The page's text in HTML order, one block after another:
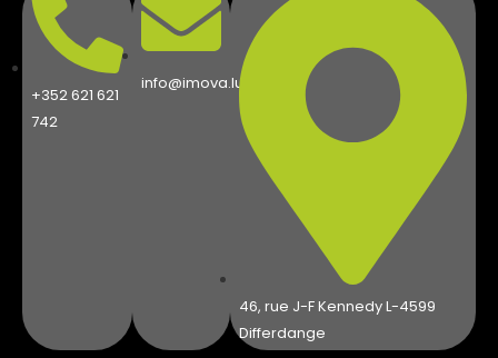
+352 621 621
742
info@imova.lu
46, rue J-F Kennedy L-4599
Differdange